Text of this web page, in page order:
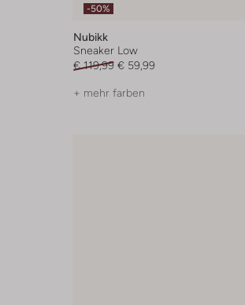
-50%
Nubikk
Sneaker Low
€ 119,99 € 59,99
+ mehr farben